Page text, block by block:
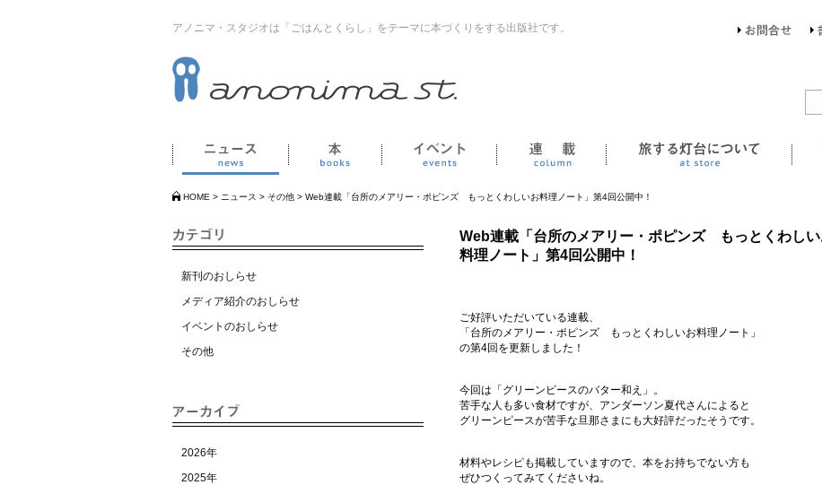
アノニマ・スタジオは「ごはんとくらし」をテーマに本づくりをする出版社です。
ニュース 本 イベント 連載 旅
お
HOME > ニュース > その他 > Web連載「台所のメアリー・ポピンズ もっとくわしいお料理ノート」第4回公開中！
新刊のおしらせ
メディア紹介のおしらせ
イベントのおしらせ
その他
2026年
2025年
Web連載「台所のメアリー・ポピンズ もっとくわし
料理ノート」第4回公開中！
ご好評いただいている連載、
「台所のメアリー・ポピンズ もっとくわしいお料理ノート」
の第4回を更新しました！
今回は「グリーンピースのバター和え」。
苦手な人も多い食材ですが、アンダーソン夏代さんによると
グリーンピースが苦手な旦那さまにも大好評だったそうです。
材料やレシピも掲載していますので、本をお持ちでない方も
ぜひつくってみてくださいね。